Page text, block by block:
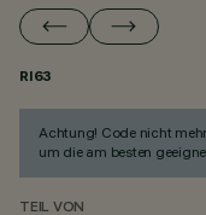
RI63
Achtung! Code nicht
um die am besten
TEIL VON